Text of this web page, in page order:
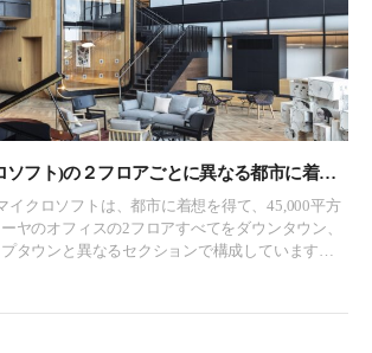
はジャアリワーク（穴のあいた石や格子状のスク
ル建築様式）、アーチ、ドーム型の天井で特徴
最大の建築の驚異であるタージマハルから着想
せません。しかし、ムガール帝国の芸術と建築
ィス空間に取り入れることは、非常に困難なこ
フトは、タージマハルの壮大さと素材の豊かさ
取り入れることを強く希望していました。私た
と受け止め、クリエイティブチームのブレイン
ーリングパターン、複雑なジャアリスなどの質
ヤムナ川のほとりにあるという独特の環境もオ
に決めました。 言うまでもなく、テク
ス」であり、今日の仕事と生活の根底にあるも
ソフト)の２フロアごとに異なる都市に着想
ス – イスラエル, ヘルツリーヤ
ヤのオフィスの2フロアすべてをダウンタウン、
タウンと異なるセクションで構成しています。
は、イスラエルのヘルツリーヤにあるマイクロソ
物の都